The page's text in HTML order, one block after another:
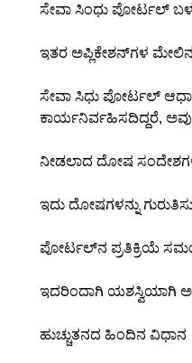
ಸೇವಾ ಸಿಂಧು ಪೋರ್ಟಲ್
ಇತರ ಅಪ್ಲಿಕೇಶನ್‌ಗಳ
ಸೇವಾ ಸಿಧು ಪೋರ್ಟಲ್
ಕಾರ್ಯನಿರ್ವಹಿಸದಿದ್ದರೆ,
ನೀಡಲಾದ ದೋಷ
ಇದು ದೋಷಗಳನ್ನು
ಪೋರ್ಟಲ್‌ನ ಪ್ರತಿಕ್ರಿಯೆ
ಇದರಿಂದಾಗಿ ಯಶಸ್ವಿಯಾಗಿ
ಹುಚ್ಚುತನದ ಹಿಂದಿನ ವಿಧಾನ